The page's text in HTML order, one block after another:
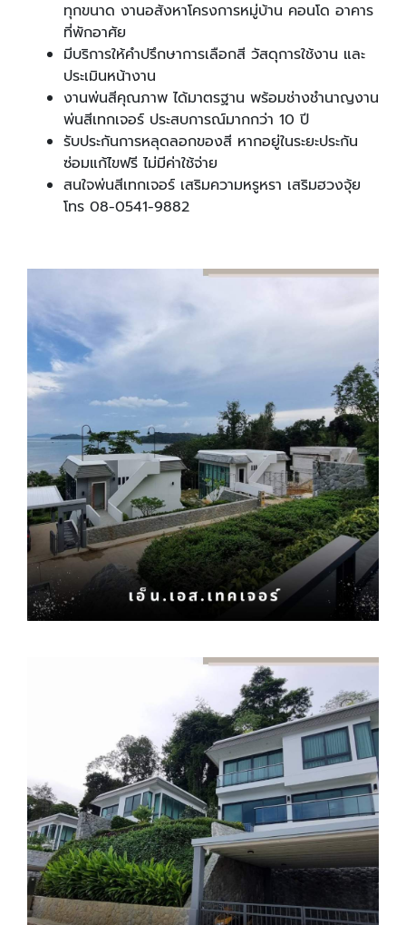
ทุกขนาด งานอสังหาโครงการหมู่บ้าน คอนโด อาคาร
ที่พักอาศัย
มีบริการให้คำปรึกษาการเลือกสี วัสดุการใช้งาน และ
ประเมินหน้างาน
งานพ่นสีคุณภาพ ได้มาตรฐาน พร้อมช่างชำนาญงาน
พ่นสีเทกเจอร์ ประสบการณ์มากกว่า 10 ปี
รับประกันการหลุดลอกของสี หากอยู่ในระยะประกัน
ซ่อมแก้ไขฟรี ไม่มีค่าใช้จ่าย
สนใจพ่นสีเทกเจอร์ เสริมความหรูหรา เสริมฮวงจุ้ย
โทร 08-0541-9882